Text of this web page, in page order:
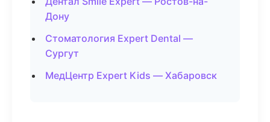
Дону
Стоматология Expert Dental —
Сургут
МедЦентр Expert Kids — Хабаровск